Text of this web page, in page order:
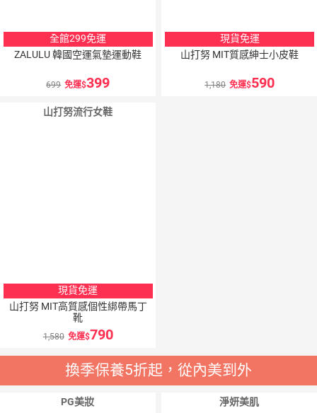
全館299免運
ZALULU 韓國空運氣墊運動鞋
699 免運 399
現貨免運
山打努 MIT質感紳士小皮鞋
1,180 免運 590
山打努流行女鞋
現貨免運
山打努 MIT高質感個性綁帶馬丁
靴
1,580 免運 790
換季保養5折起，從內美到外
PG美妝 淨妍美肌